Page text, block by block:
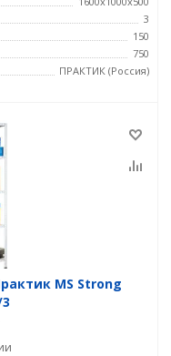
3
150
750
ПРАКТИК (Россия)
MS Strong